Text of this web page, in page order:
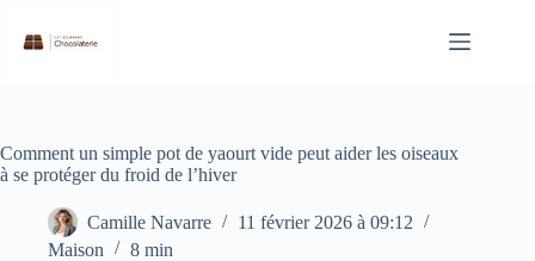
contenu
Comment un simple pot de yaourt vide peut aider les oiseaux
à se protéger du froid de l’hiver
Camille Navarre
11 février 2026 à 09:12
Maison
8 min